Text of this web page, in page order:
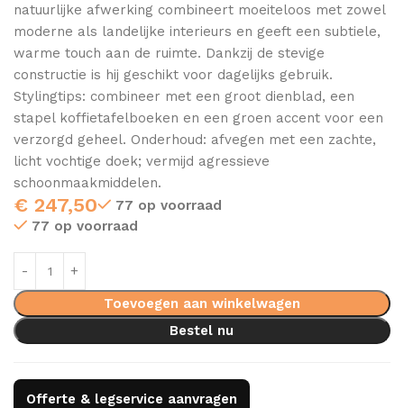
natuurlijke afwerking combineert moeiteloos met zowel
moderne als landelijke interieurs en geeft een subtiele,
warme touch aan de ruimte. Dankzij de stevige
constructie is hij geschikt voor dagelijks gebruik.
Stylingtips: combineer met een groot dienblad, een
stapel koffietafelboeken en een groen accent voor een
verzorgd geheel. Onderhoud: afvegen met een zachte,
licht vochtige doek; vermijd agressieve
schoonmaakmiddelen.
€ 247,50
77 op voorraad
77 op voorraad
Toevoegen aan winkelwagen
Bestel nu
Offerte & legservice aanvragen